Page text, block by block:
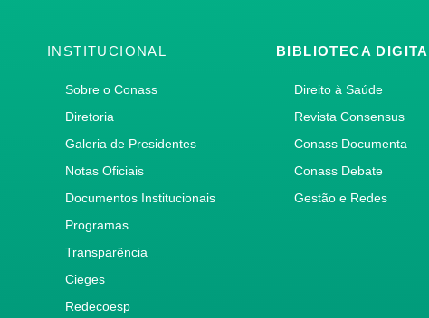
INSTITUCIONAL
Sobre o Conass
Diretoria
Galeria de Presidentes
Notas Oficiais
Documentos Institucionais
Programas
Transparência
Cieges
Redecoesp
BIBLIOTECA
Direito à Saúde
Revista Consensus
Conass Documenta
Conass Debate
Gestão e Redes